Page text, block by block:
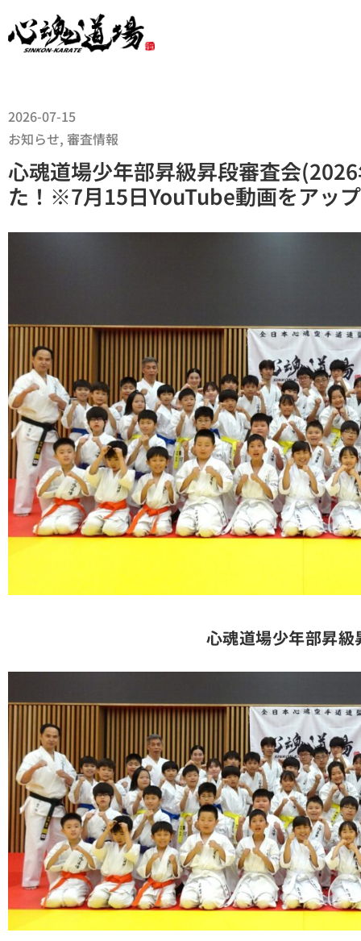
2026-07-15
お知らせ, 審査情報
心魂道場少年部昇級昇段審査会
た！※7月15日YouTube動画をアッ
心魂道場少年部昇級